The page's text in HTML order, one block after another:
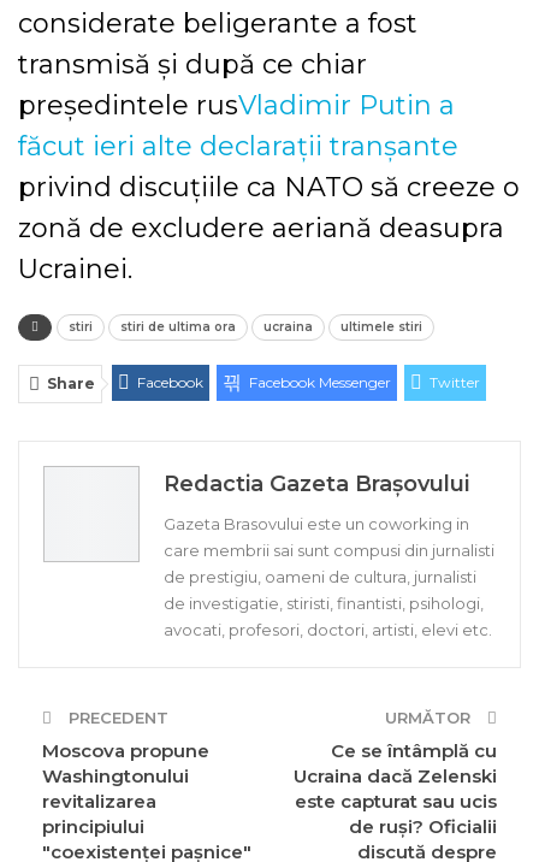
considerate beligerante a fost
transmisă și după ce chiar
președintele rusVladimir Putin a
făcut ieri alte declarații tranșante
privind discuțiile ca NATO să creeze o
zonă de excludere aeriană deasupra
Ucrainei.
stiri stiri de ultima ora ucraina ultimele stiri
Share Facebook Facebook Messenger Twitter
Redactia Gazeta Brașovului
Gazeta Brasovului este un coworking in
care membrii sai sunt compusi din jurnalisti
de prestigiu, oameni de cultura, jurnalisti
de investigatie, stiristi, finantisti, psihologi,
avocati, profesori, doctori, artisti, elevi etc.
PRECEDENT
Moscova propune
Washingtonului
revitalizarea
principiului
″coexistenţei paşnice″⁣
URMĂTOR
Ce se întâmplă cu
Ucraina dacă Zelenski
este capturat sau ucis
de ruşi? Oficialii
discută despre